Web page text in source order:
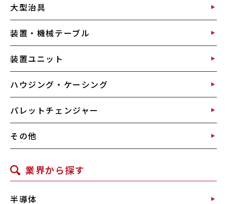
大型治具
装置・機械テーブル
装置ユニット
ハウジング・ケーシング
パレットチェンジャー
その他
業界から探す
半導体